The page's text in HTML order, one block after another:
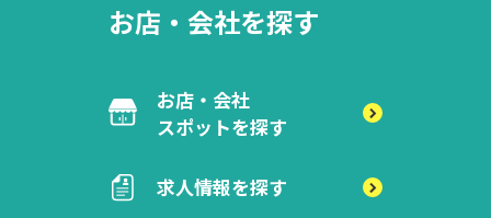
お店・会社を探す
お店・会社
スポットを探す
求人情報を探す